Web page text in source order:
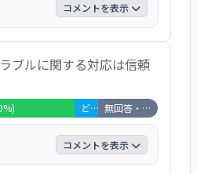
コメントを表示
い」と答えた方が全体の
らともいえない」が
、「無回答＋非該当」
た。自由記述では、特
ませんでした。
ブルに関する対応は信頼
どちらともいえない 2名 (9%) 無回答・非該当 5名 (22%)
コメントを表示